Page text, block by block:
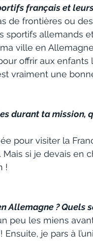
français et
de frontières ou des
allemands et
ville en
offrir aux
vraiment une
durant ta mission,
pour visiter la
si je devais en
!
Allemagne ? Quels
peu les miens
je pars à